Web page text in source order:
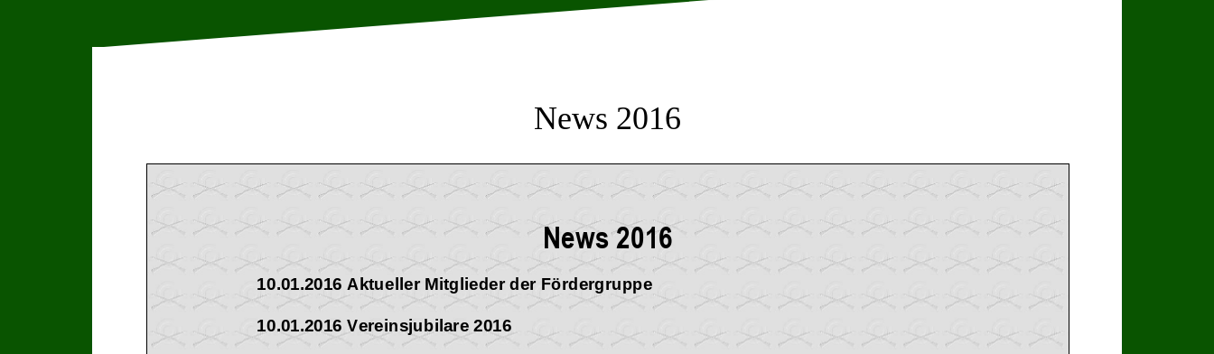
News 2016
News 2016
10.01.2016 Aktueller Mitglieder der Fördergruppe
10.01.2016 Vereinsjubilare 2016